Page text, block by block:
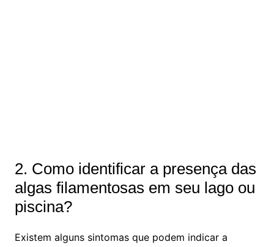
2. Como identificar a presença das
algas filamentosas em seu lago ou
piscina?
Existem alguns sintomas que podem indicar a